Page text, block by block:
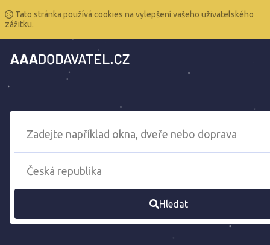
Tato stránka používá cookies na vylepšení vašeho uživatelského
zážitku.
Hledat